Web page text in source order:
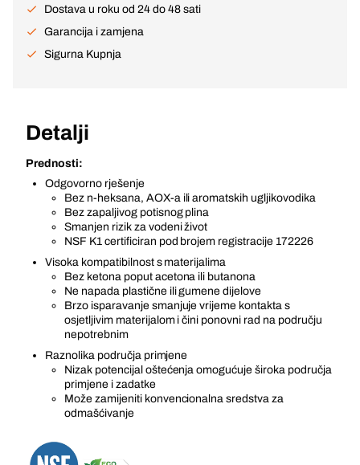
Dostava u roku od 24 do 48 sati
Garancija i zamjena
Sigurna Kupnja
Detalji
Prednosti:
Odgovorno rješenje
Bez n-heksana, AOX-a ili aromatskih ugljikovodika
Bez zapaljivog potisnog plina
Smanjen rizik za vodeni život
NSF K1 certificiran pod brojem registracije 172226
Visoka kompatibilnost s materijalima
Bez ketona poput acetona ili butanona
Ne napada plastične ili gumene dijelove
Brzo isparavanje smanjuje vrijeme kontakta s
osjetljivim materijalom i čini ponovni rad na području
nepotrebnim
Raznolika područja primjene
Nizak potencijal oštećenja omogućuje široka područja
primjene i zadatke
Može zamijeniti konvencionalna sredstva za
odmašćivanje